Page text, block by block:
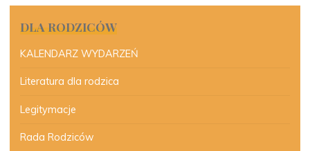
DLA RODZICÓW
KALENDARZ WYDARZEŃ
Literatura dla rodzica
Legitymacje
Rada Rodziców